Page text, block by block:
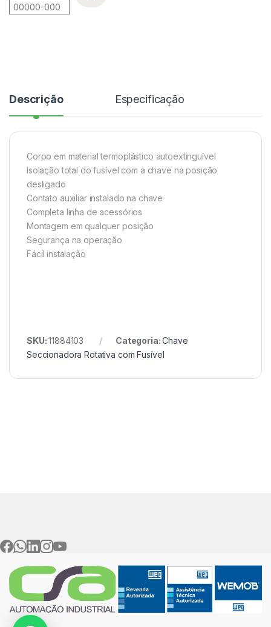
Descrição Especificação
Corpo em material termoplástico autoextinguível
Isolação total do fusível com a chave na posição
desligado
Contato auxiliar instalado na chave
Completa linha de acessórios
Montagem em qualquer posição
Segurança na operação
Fácil instalação
SKU:11884103 Categoria:Chave
Seccionadora Rotativa com Fusível